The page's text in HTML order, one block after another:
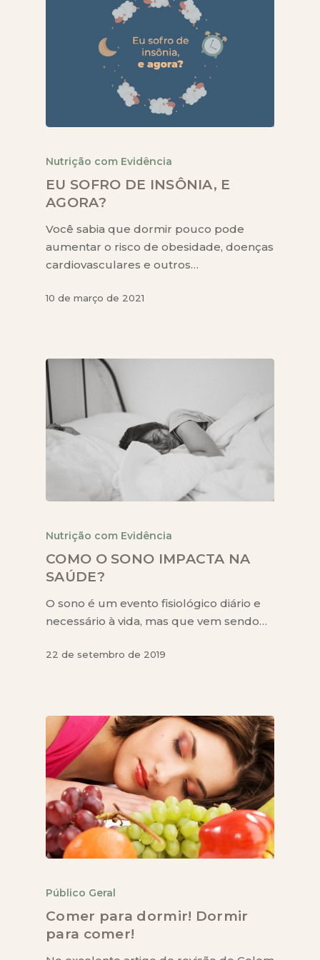
Nutrição com Evidência
EU SOFRO DE INSÔNIA, E
AGORA?
Você sabia que dormir pouco pode
aumentar o risco de obesidade, doenças
cardiovasculares e outros…
10 de março de 2021
Nutrição com Evidência
COMO O SONO IMPACTA NA
SAÚDE?
O sono é um evento fisiológico diário e
necessário à vida, mas que vem sendo…
22 de setembro de 2019
Público Geral
Comer para dormir! Dormir
para comer!